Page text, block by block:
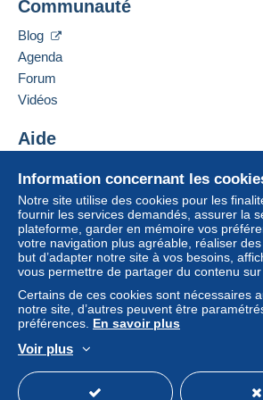
achats : A payer
Un paiement ne passant pas par
paiement integré au site
vendeur à l’acheteur. Un achat non
entraîner des conséquences au
Si les conditions de vente du
considérer comme nulles et non
conditions de paiement du site
que définies dans lesconditions
les seules applicables.
Les achats doivent être payés dans
vendeur.
Garantie :
Droit de rétractation
l’acheteur.
Pour connaître les délais de retour et
40 RUE DU LOGIS DE VILLEMENT
16 600
Ajouter ce vendeur aux favoris
Information concernant les
Notre site utilise des cookies pour les
fournir les services demandés, assurer la
plateforme, garder en mémoire vos
votre navigation plus agréable, réaliser
but d’adapter notre site à vos besoins,
vous permettre de partager du contenu sur
Certains de ces cookies sont nécessaires
notre site, d’autres peuvent être
préférences. En savoir plus
Voir plus
Communauté
Blog
Agenda
Forum
Vidéos
Aide
Acheter sur Delcampe
Vendre sur Delcampe
Un site sécurisé